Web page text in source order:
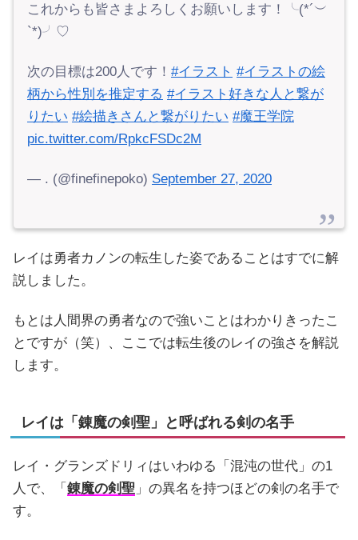
これからも皆さまよろしくお願いします！╰(*´︶
`*)╯♡
次の目標は200人です！ #イラスト #イラストの絵
柄から性別を推定する #イラスト好きな人と繋が
りたい #絵描きさんと繋がりたい #魔王学院
pic.twitter.com/RpkcFSDc2M
— . (@finefinepoko) September 27, 2020
レイは勇者カノンの転生した姿であることはすでに解
説しました。
もとは人間界の勇者なので強いことはわかりきったこ
とですが（笑）、ここでは転生後のレイの強さを解説
します。
レイは「錬魔の剣聖」と呼ばれる剣の名手
レイ・グランズドリィはいわゆる「混沌の世代」の1
人で、「 錬魔の剣聖 」の異名を持つほどの剣の名手で
す。